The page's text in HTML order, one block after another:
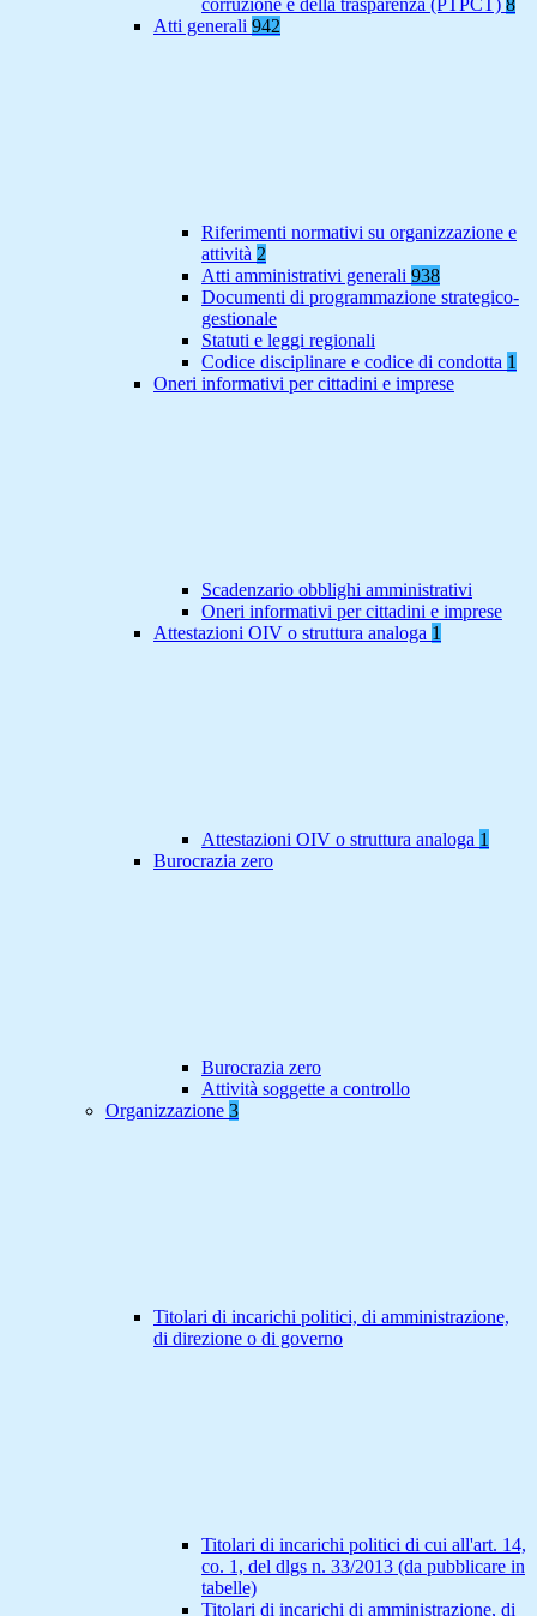
corruzione e della trasparenza (PTPCT) 8
Atti generali 942
Riferimenti normativi su organizzazione e
attività 2
Atti amministrativi generali 938
Documenti di programmazione strategico-
gestionale
Statuti e leggi regionali
Codice disciplinare e codice di condotta 1
Oneri informativi per cittadini e imprese
Scadenzario obblighi amministrativi
Oneri informativi per cittadini e imprese
Attestazioni OIV o struttura analoga 1
Attestazioni OIV o struttura analoga 1
Burocrazia zero
Burocrazia zero
Attività soggette a controllo
Organizzazione 3
Titolari di incarichi politici, di amministrazione,
di direzione o di governo
Titolari di incarichi politici di cui all'art. 14,
co. 1, del dlgs n. 33/2013 (da pubblicare in
tabelle)
Titolari di incarichi di amministrazione, di